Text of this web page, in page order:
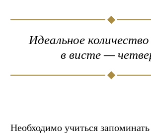
Идеальное
в висте —
Необходимо учиться